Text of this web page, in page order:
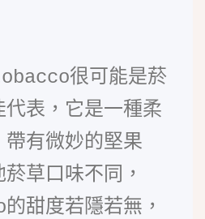
很可能是菸
表，它是一種柔
有微妙的堅果
草口味不同，
甜度若隱若無，